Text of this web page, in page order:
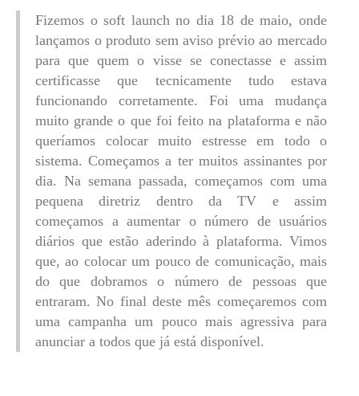
Fizemos o soft launch no dia 18 de maio, onde
lançamos o produto sem aviso prévio ao mercado
para que quem o visse se conectasse e assim
certificasse que tecnicamente tudo estava
funcionando corretamente. Foi uma mudança
muito grande o que foi feito na plataforma e não
queríamos colocar muito estresse em todo o
sistema. Começamos a ter muitos assinantes por
dia. Na semana passada, começamos com uma
pequena diretriz dentro da TV e assim
começamos a aumentar o número de usuários
diários que estão aderindo à plataforma. Vimos
que, ao colocar um pouco de comunicação, mais
do que dobramos o número de pessoas que
entraram. No final deste mês começaremos com
uma campanha um pouco mais agressiva para
anunciar a todos que já está disponível.